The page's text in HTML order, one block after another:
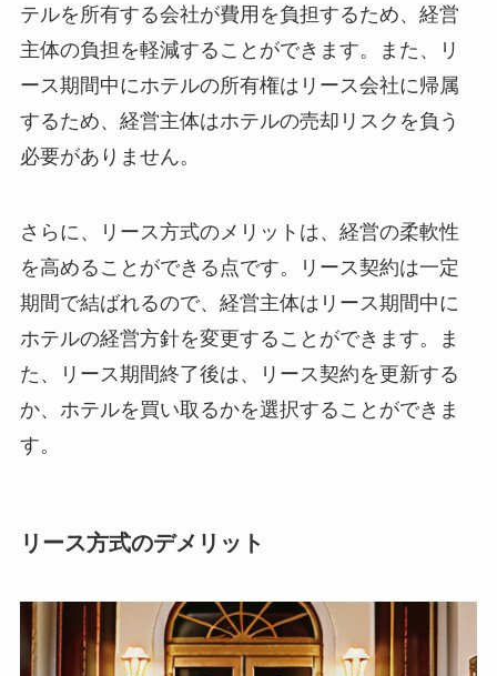
テルを所有する会社が費用を負担するため、経営
主体の負担を軽減することができます。また、リ
ース期間中にホテルの所有権はリース会社に帰属
するため、経営主体はホテルの売却リスクを負う
必要がありません。
さらに、リース方式のメリットは、 経営の柔軟性
を高めることができる 点です。リース契約は一定
期間で結ばれるので、経営主体はリース期間中に
ホテルの経営方針を変更することができます。ま
た、リース期間終了後は、リース契約を更新する
か、ホテルを買い取るかを選択することができま
す。
リース方式のデメリット